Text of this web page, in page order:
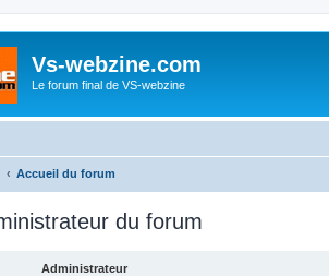
Vs-webzine.com
Le forum final de VS-webzine
Accueil du forum
du forum
Administrateur